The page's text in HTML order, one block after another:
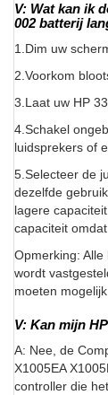
V: Wat kan ik
002 batterij
1.Dim uw
2.Voorkom
3.Laat uw HP
4.Schakel
luidsprekers of
5.Selecteer de
dezelfde
lagere
capaciteit
Opmerking:
wordt
moeten
V: Kan mijn
A: Nee, de
X1005EA
controller die